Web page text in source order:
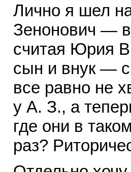
Лично я шел
Зенонович —
считая Юрия
сын и внук —
все равно не
у А. З., а
где они в
раз?